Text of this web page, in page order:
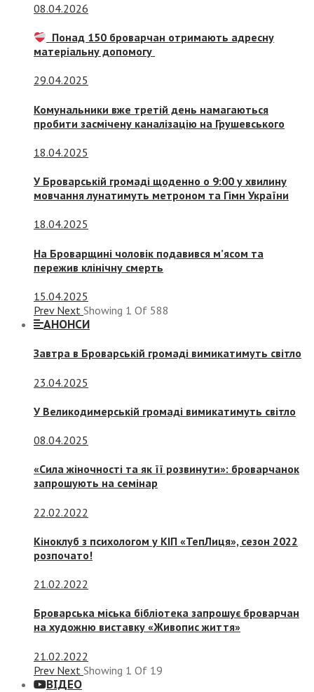
08.04.2026
Понад 150 броварчан отримають адресну
матеріальну допомогу
29.04.2025
Комунальники вже третій день намагаються
пробити засмічену каналізацію на Грушевського
18.04.2025
У Броварській громаді щоденно о 9:00 у хвилину
мовчання лунатимуть метроном та Гімн України
18.04.2025
На Броварщині чоловік подавився м’ясом та
пережив клінічну смерть
15.04.2025
Prev Next Showing 1 Of 588
АНОНСИ
Завтра в Броварській громаді вимикатимуть світло
23.04.2025
У Великодимерській громаді вимикатимуть світло
08.04.2025
«Сила жіночності та як її розвинути»: броварчанок
запрошують на семінар
22.02.2022
Кіноклуб з психологом у КІП «ТепЛиця», сезон 2022
розпочато!
21.02.2022
Броварська міська бібліотека запрошує броварчан
на художню виставку «Живопис життя»
21.02.2022
Prev Next Showing 1 Of 19
ВІДЕО